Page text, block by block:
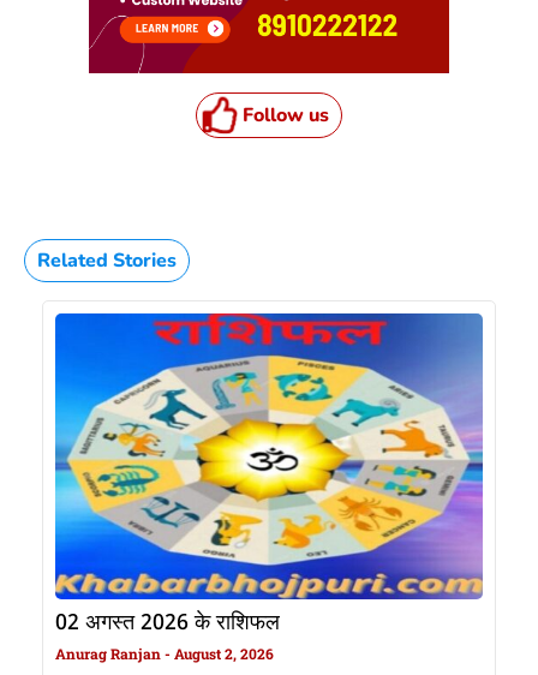
Follow us
Related Stories
02 अगस्त 2026 के राशिफल
Anurag Ranjan August 2, 2026